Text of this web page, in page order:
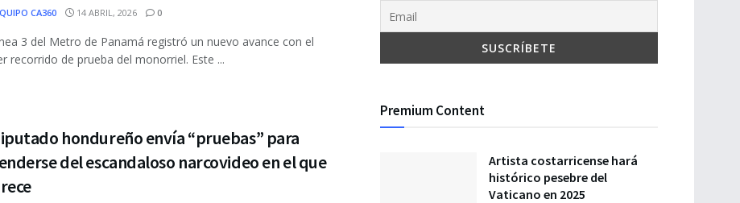
CA360 14 ABRIL, 2026 0
3 del Metro de Panamá registró un nuevo avance con el
recorrido de prueba del monorriel. Este ...
hondureño envía “pruebas” para
del escandaloso narcovideo en el que
Premium Content
Artista costarricense hará
histórico pesebre del
Vaticano en 2025